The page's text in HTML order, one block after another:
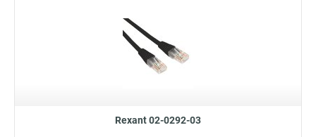
Rexant 02-0292-03